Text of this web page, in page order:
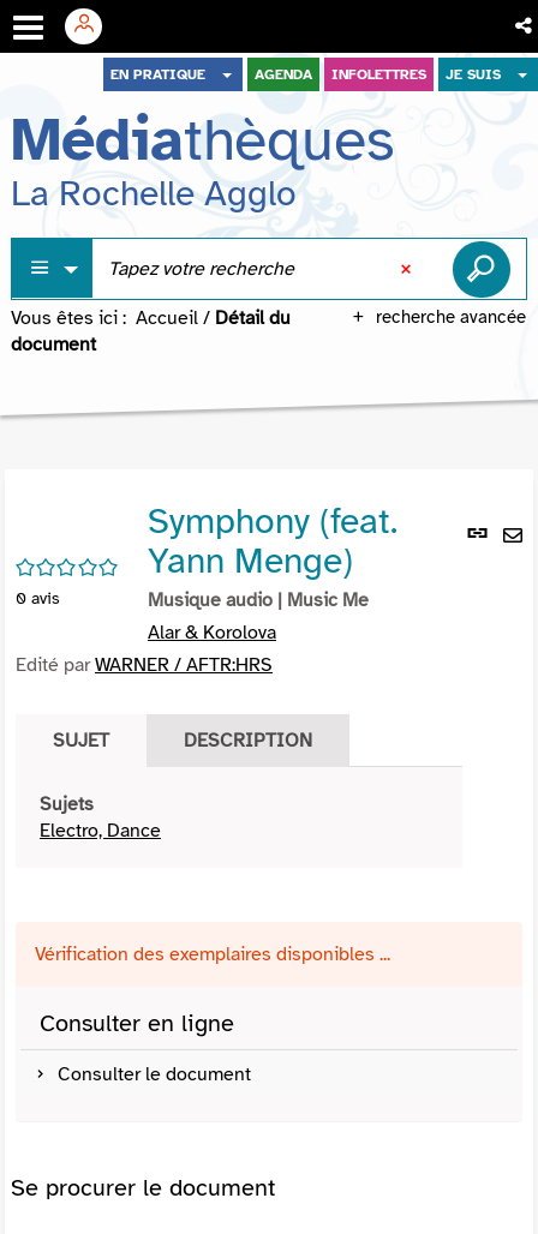
menu
contenu
recherche
EN PRATIQUE AGENDA INFOLETTRES JE SUIS
Médiathèques
La Rochelle Agglo
recherche avancée
Vous êtes ici : Accueil / Détail du
document
Lien
/5
0 avis
Symphony (feat.
Yann Menge)
Musique audio | Music Me
Alar & Korolova
Edité parWARNER / AFTR:HRS
SUJET DESCRIPTION
Sujets
Electro, Dance
Vérification des exemplaires disponibles ...
Consulter en ligne
Consulter le document
Se procurer le document